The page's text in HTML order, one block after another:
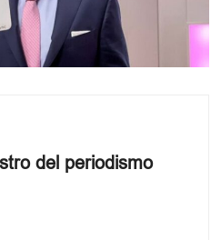
del periodismo